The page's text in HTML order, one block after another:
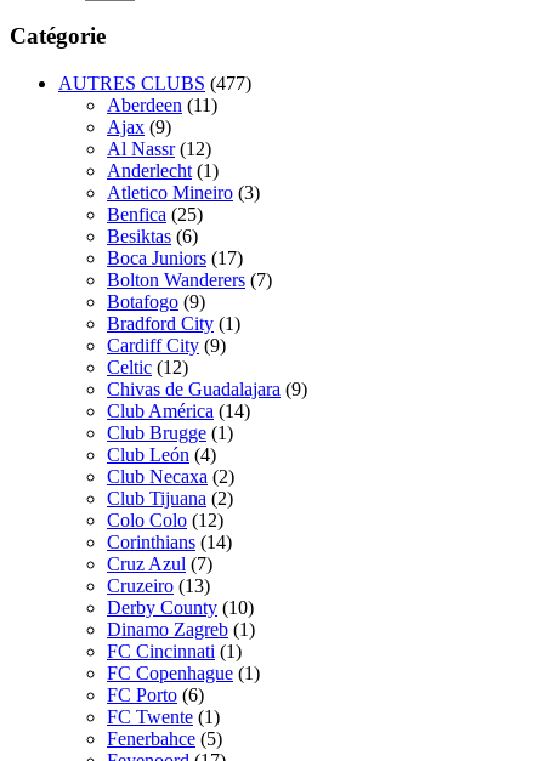
Catégorie
AUTRES CLUBS (477)
Aberdeen (11)
Ajax (9)
Al Nassr (12)
Anderlecht (1)
Atletico Mineiro (3)
Benfica (25)
Besiktas (6)
Boca Juniors (17)
Bolton Wanderers (7)
Botafogo (9)
Bradford City (1)
Cardiff City (9)
Celtic (12)
Chivas de Guadalajara (9)
Club América (14)
Club Brugge (1)
Club León (4)
Club Necaxa (2)
Club Tijuana (2)
Colo Colo (12)
Corinthians (14)
Cruz Azul (7)
Cruzeiro (13)
Derby County (10)
Dinamo Zagreb (1)
FC Cincinnati (1)
FC Copenhague (1)
FC Porto (6)
FC Twente (1)
Fenerbahce (5)